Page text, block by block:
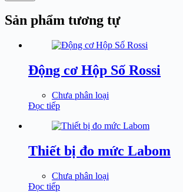
Sản phẩm tương tự
Động cơ Hộp Số Rossi
Chưa phân loại
Đọc tiếp
Thiết bị đo mức Labom
Chưa phân loại
Đọc tiếp